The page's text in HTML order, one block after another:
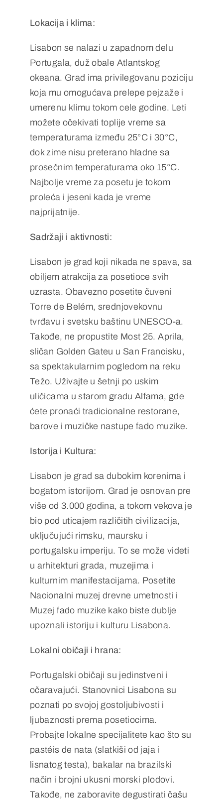
Lokacija i klima:
Lisabon se nalazi u zapadnom delu
Portugala, duž obale Atlantskog
okeana. Grad ima privilegovanu poziciju
koja mu omogućava prelepe pejzaže i
umerenu klimu tokom cele godine. Leti
možete očekivati toplije vreme sa
temperaturama između 25°C i 30°C,
dok zime nisu preterano hladne sa
prosečnim temperaturama oko 15°C.
Najbolje vreme za posetu je tokom
proleća i jeseni kada je vreme
najprijatnije.
Sadržaji i aktivnosti:
Lisabon je grad koji nikada ne spava, sa
obiljem atrakcija za posetioce svih
uzrasta. Obavezno posetite čuveni
Torre de Belém, srednjovekovnu
tvrđavu i svetsku baštinu UNESCO-a.
Takođe, ne propustite Most 25. Aprila,
sličan Golden Gateu u San Francisku,
sa spektakularnim pogledom na reku
Težo. Uživajte u šetnji po uskim
uličicama u starom gradu Alfama, gde
ćete pronaći tradicionalne restorane,
barove i muzičke nastupe fado muzike.
Istorija i Kultura:
Lisabon je grad sa dubokim korenima i
bogatom istorijom. Grad je osnovan pre
više od 3.000 godina, a tokom vekova je
bio pod uticajem različitih civilizacija,
uključujući rimsku, maursku i
portugalsku imperiju. To se može videti
u arhitekturi grada, muzejima i
kulturnim manifestacijama. Posetite
Nacionalni muzej drevne umetnosti i
Muzej fado muzike kako biste dublje
upoznali istoriju i kulturu Lisabona.
Lokalni običaji i hrana:
Portugalski običaji su jedinstveni i
očaravajući. Stanovnici Lisabona su
poznati po svojoj gostoljubivosti i
ljubaznosti prema posetiocima.
Probajte lokalne specijalitete kao što su
pastéis de nata (slatkiši od jaja i
lisnatog testa), bakalar na brazilski
način i brojni ukusni morski plodovi.
Takođe, ne zaboravite degustirati čašu